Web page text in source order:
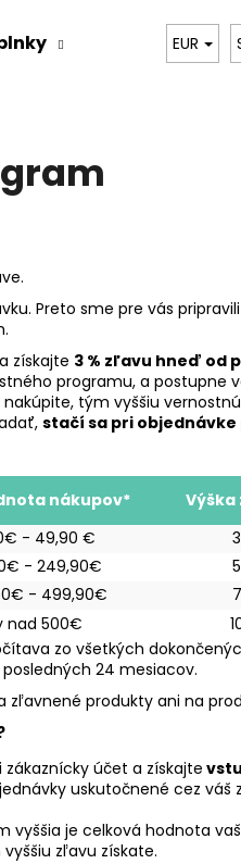
Oblečenie
EUR
Preto sme pre vás pripravili
získajte 3 % zľavu hneď od
programu, a postupne
tým vyššiu
stačí sa pri
nákupov*
- 49,90 €
- 249,90€
- 499,90€
nad 500€
zo všetkých
24 mesiacov.
produkty ani na
účet a získajte
uskutočnené cez
vyššia je celková hodnota
zľavu získate.